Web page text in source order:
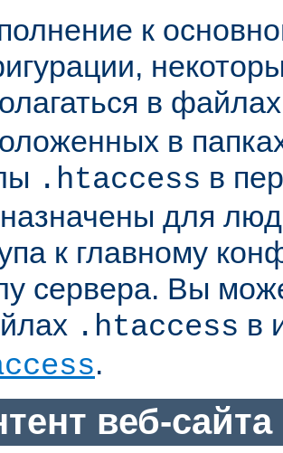
к
в
в
.htaccess в
для
к главному
сервера. Вы
.htaccess в
.
веб-сайта